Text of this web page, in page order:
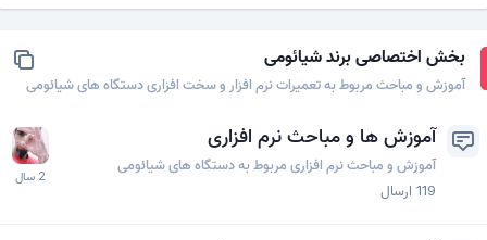
بخش اختصاصی برند شیائومی
آموزش و مباحث مربوط به تعمیرات نرم افزار و سخت افزاری دستگاه های شیائومی
آموزش ها و مباحث نرم افزاری
آموزش و مباحث نرم افزاری مربوط به دستگاه های شیائومی
119 ارسال